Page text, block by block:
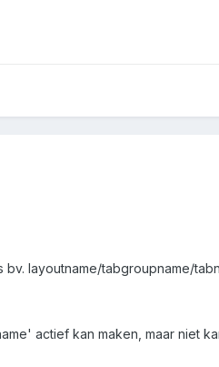
layoutname/tabgroupname/
actief kan maken, maar niet